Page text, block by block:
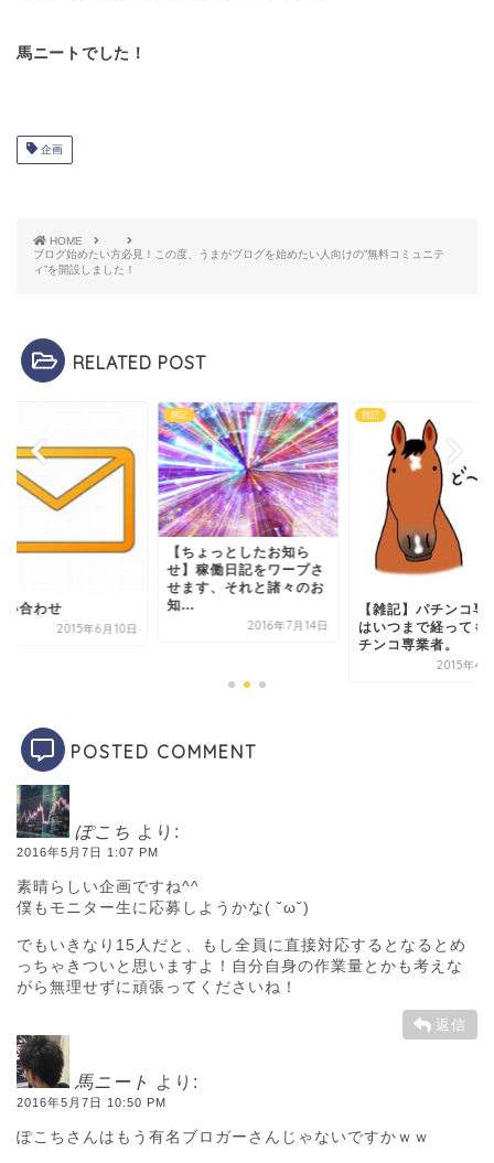
馬ニートでした！
企画
HOME
ブログ始めたい方必見！この度、うまがブログを始めたい人向けの”無料コミュニテ
ィ”を開設しました！
RELATED POST
い合わせ
2015年6月10日
雑記
【ちょっとしたお知ら
せ】稼働日記をワープさ
せます、それと諸々のお
知...
2016年7月14日
雑記
【雑記】パチンコ専
はいつまで経っても
チンコ専業者。
2015年4
POSTED COMMENT
ぽこち より:
2016年5月7日 1:07 PM
素晴らしい企画ですね^^
僕もモニター生に応募しようかな( ˘ω˘)
でもいきなり15人だと、もし全員に直接対応するとなるとめ
っちゃきついと思いますよ！自分自身の作業量とかも考えな
がら無理せずに頑張ってくださいね！
返信
馬ニート より:
2016年5月7日 10:50 PM
ぽこちさんはもう有名ブロガーさんじゃないですかｗｗ